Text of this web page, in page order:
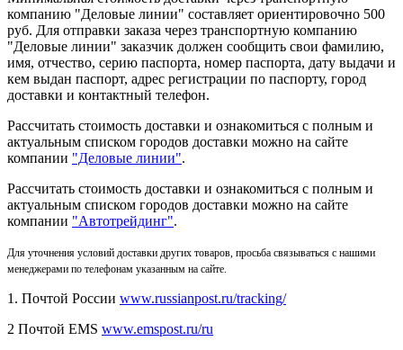
компанию "Деловые линии" составляет ориентировочно 500
руб. Для отправки заказа через транспортную компанию
"Деловые линии" заказчик должен сообщить свои фамилию,
имя, отчество, серию паспорта, номер паспорта, дату выдачи и
кем выдан паспорт, адрес регистрации по паспорту, город
доставки и контактный телефон.
Рассчитать стоимость доставки и ознакомиться с полным и
актуальным списком городов доставки можно на сайте
компании "Деловые линии".
Рассчитать стоимость доставки и ознакомиться с полным и
актуальным списком городов доставки можно на сайте
компании "Автотрейдинг".
Для уточнения условий доставки других товаров, просьба связываться с нашими
менеджерами по телефонам указанным на сайте.
1. Почтой России www.russianpost.ru/tracking/
2 Почтой EMS www.emspost.ru/ru